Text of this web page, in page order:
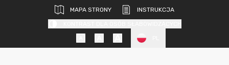
MAPA STRONY
INSTRUKCJA